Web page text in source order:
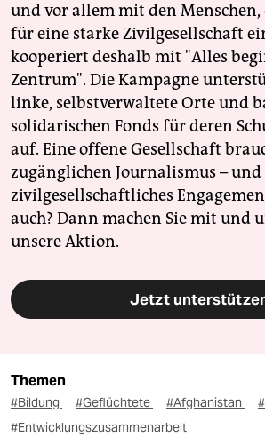
und vor allem mit den Menschen,
für eine starke Zivilgesellschaft
kooperiert deshalb mit "Alles
Zentrum". Die Kampagne
linke, selbstverwaltete Orte und
solidarischen Fonds für deren
auf. Eine offene Gesellschaft
zugänglichen Journalismus – und
zivilgesellschaftliches
auch? Dann machen Sie mit und
unsere Aktion.
Jetzt
Themen
#Bildung #Geflüchtete #Afghanistan
#Entwicklungszusammenarbeit